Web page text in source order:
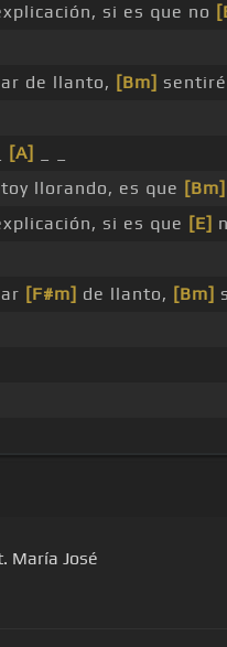
si es que no
de llanto, [Bm]
[A]
llorando, es que [Bm]
si es que [E]
[F#m] de llanto, [Bm]
María José